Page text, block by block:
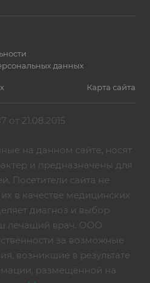
данных
Карта сайта
от 21.08.2015
на данном сайте, носят
и предназначены для
Посетители сайта не
в качестве медицинских
диагноз и выбор
лечащий врач. ООО
за возможные
возникшие в результате
размещённой на